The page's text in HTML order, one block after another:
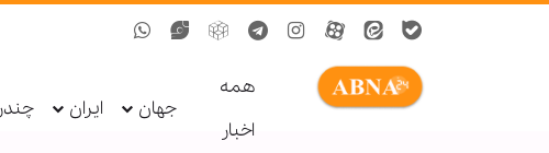
همه
اخبار
جهان ایران